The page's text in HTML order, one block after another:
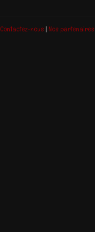
Contactez-nous| Nos partenaires